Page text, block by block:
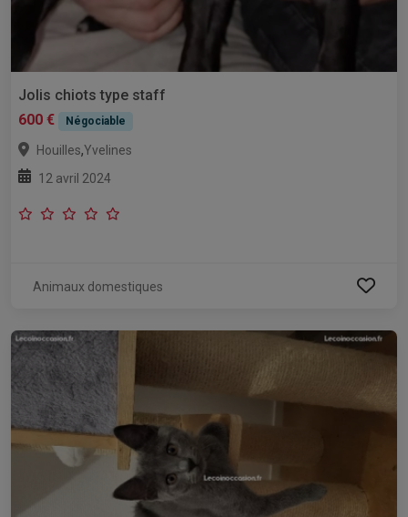
Jolis chiots type staff
600 €
Négociable
Houilles,Yvelines
12 avril 2024
Animaux domestiques